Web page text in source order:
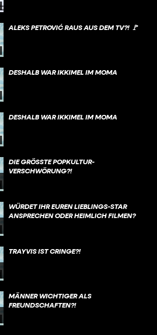
ALEKS PETROVIĆ RAUS AUS DEM TV?! 🚩
DESHALB WAR IKKIMEL IM MOMA
DESHALB WAR IKKIMEL IM MOMA
DIE GRÖSSTE POPKULTUR-V
ERSCHWÖRUNG?!
WÜRDET IHR EUREN LIEBLINGS-STAR
ANSPRECHEN ODER HEIMLICH FILMEN?
TRAYVIS IST CRINGE?!
MÄNNER WICHTIGER ALS
FREUNDSCHAFTEN?!